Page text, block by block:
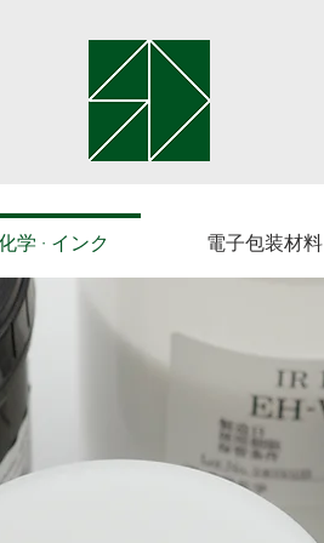
学 · インク 電子包装材料